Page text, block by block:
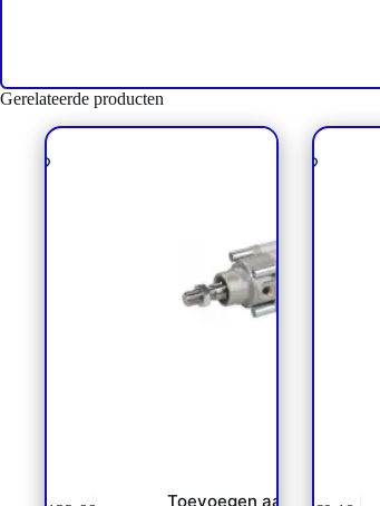
Gerelateerde producten
Toevoegen aan